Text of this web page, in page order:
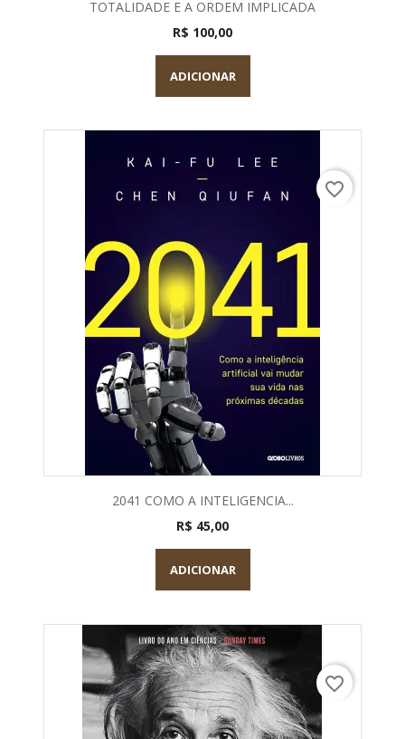
TOTALIDADE E A ORDEM IMPLICADA
R$ 100,00
ADICIONAR
2041 COMO A INTELIGENCIA...
R$ 45,00
ADICIONAR
favorite_border
favorite_border